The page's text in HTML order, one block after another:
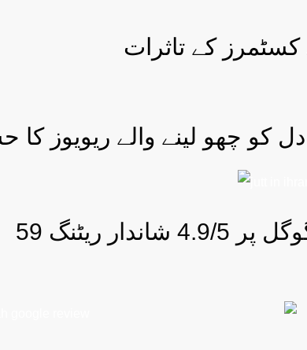
کسٹمرز کے تاثرات
کو چھو لینے والے ریویوز کا
ریٹنگ